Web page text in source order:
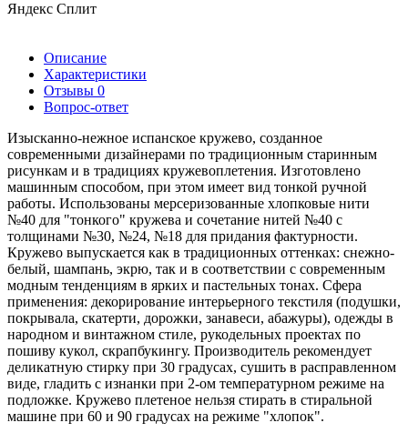
Яндекс Сплит
Описание
Характеристики
Отзывы 0
Вопрос-ответ
Изысканно-нежное испанское кружево, созданное
современными дизайнерами по традиционным старинным
рисункам и в традициях кружевоплетения. Изготовлено
машинным способом, при этом имеет вид тонкой ручной
работы. Использованы мерсеризованные хлопковые нити
№40 для "тонкого" кружева и сочетание нитей №40 с
толщинами №30, №24, №18 для придания фактурности.
Кружево выпускается как в традиционных оттенках: снежно-
белый, шампань, экрю, так и в соответствии с современным
модным тенденциям в ярких и пастельных тонах. Сфера
применения: декорирование интерьерного текстиля (подушки,
покрывала, скатерти, дорожки, занавеси, абажуры), одежды в
народном и винтажном стиле, рукодельных проектах по
пошиву кукол, скрапбукингу. Производитель рекомендует
деликатную стирку при 30 градусах, сушить в расправленном
виде, гладить с изнанки при 2-ом температурном режиме на
подложке. Кружево плетеное нельзя стирать в стиральной
машине при 60 и 90 градусах на режиме "хлопок".